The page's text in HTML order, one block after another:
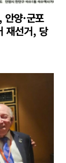
양·군포
재선거, 당
설치